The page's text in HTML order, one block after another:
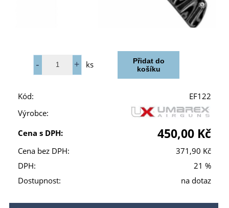
ks
Kód:
EF122
Výrobce:
Cena s DPH:
450,00 Kč
Cena bez DPH:
371,90 Kč
DPH:
21 %
Dostupnost:
na dotaz